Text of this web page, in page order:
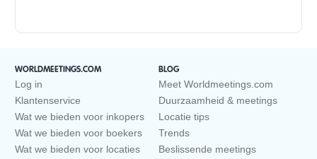
WORLDMEETINGS.COM
Log in
Klantenservice
Wat we bieden voor inkopers
Wat we bieden voor boekers
Wat we bieden voor locaties
BLOG
Meet Worldmeetings.com
Duurzaamheid & meetings
Locatie tips
Trends
Beslissende meetings